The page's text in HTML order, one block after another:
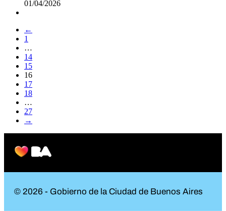
01/04/2026
←
1
…
14
15
16
17
18
…
27
→
© 2026 - Gobierno de la Ciudad de Buenos Aires